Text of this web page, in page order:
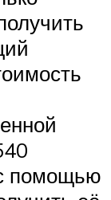
помощью